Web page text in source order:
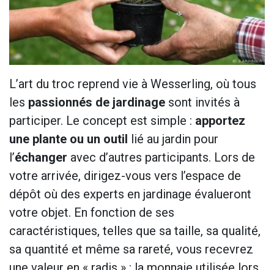
L’art du troc reprend vie à Wesserling, où tous
les passionnés de jardinage sont invités à
participer. Le concept est simple : apportez
une plante ou un outil lié au jardin pour
l’échanger avec d’autres participants. Lors de
votre arrivée, dirigez-vous vers l’espace de
dépôt où des experts en jardinage évalueront
votre objet. En fonction de ses
caractéristiques, telles que sa taille, sa qualité,
sa quantité et même sa rareté, vous recevrez